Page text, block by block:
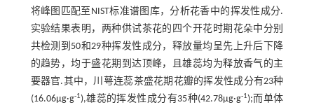
将峰图匹配至NIST标准谱图库，分析花香中的挥发性成分.
实验结果表明，两种供试茶花的四个开花时期花朵中分别
共检测到50和29种挥发性成分，释放量均呈先上升后下降
的趋势，均于盛花期到达顶峰，且雄蕊均为释放香气的主
要器官.其中，川萼连蕊茶盛花期花瓣的挥发性成分有23种
(16.06μg·g-1),雄蕊的挥发性成分有35种(42.78μg·g-1);而单体